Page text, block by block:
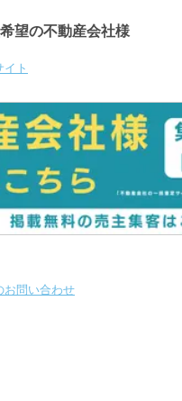
望の不動産会社様
ト
お問い合わせ